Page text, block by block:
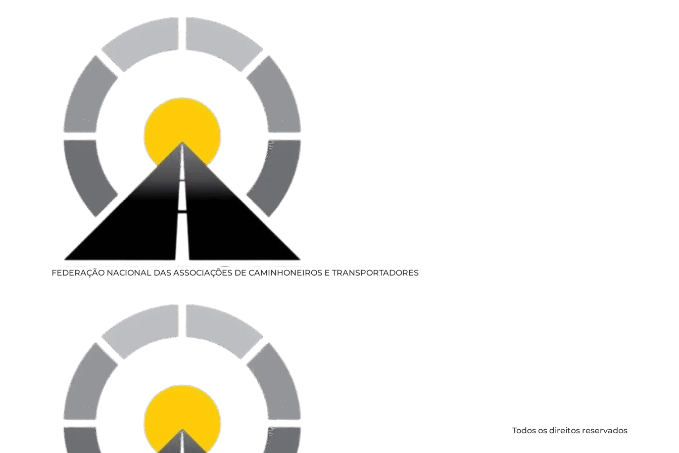
FEDERAÇÃO NACIONAL DAS ASSOCIAÇÕES DE CAMINHONEIROS E TRANSPORTADORES
Todos os direitos reservados